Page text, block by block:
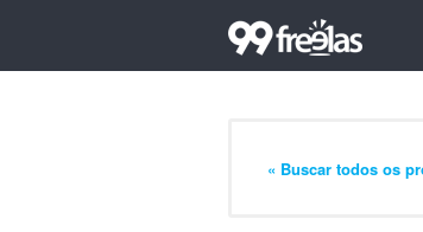
« Buscar todos os